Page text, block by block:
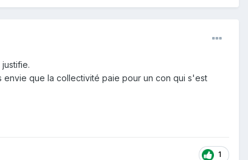
que la collectivité paie pour un con qui s'est
1